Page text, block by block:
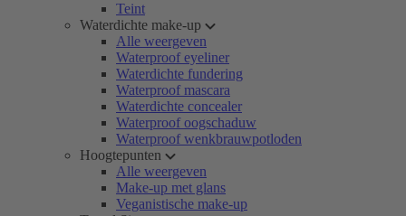
Teint
Waterdichte make-up
Alle weergeven
Waterproof eyeliner
Waterdichte fundering
Waterproof mascara
Waterdichte concealer
Waterproof oogschaduw
Waterproof wenkbrauwpotloden
Hoogtepunten
Alle weergeven
Make-up met glans
Veganistische make-up